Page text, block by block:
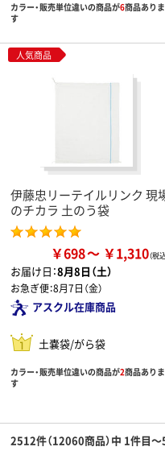
カラー・販売単位違いの商品が6商品ありま
す
人気商品
伊藤忠リーテイルリンク 現
のチカラ 土のう袋
￥698 ￥1,310
お届け日：8月8日（土）
お急ぎ便：8月7日（金）
アスクル在庫商品
土嚢袋/がら袋
カラー・販売単位違いの商品が2商品ありま
す
2512件（12060商品）中 1件目